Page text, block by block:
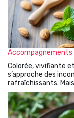
Accompagnements
Colorée, vivifiante
s’approche des
rafraîchissants.